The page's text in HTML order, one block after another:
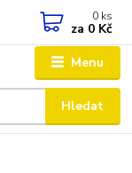
Menu
Hledat
0 ks
za 0 Kč